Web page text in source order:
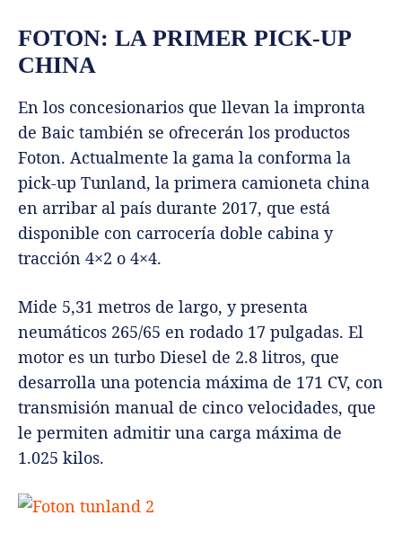
FOTON: LA PRIMER PICK-UP
CHINA
En los concesionarios que llevan la impronta
de Baic también se ofrecerán los productos
Foton. Actualmente la gama la conforma la
pick-up Tunland, la primera camioneta china
en arribar al país durante 2017, que está
disponible con carrocería doble cabina y
tracción 4×2 o 4×4.
Mide 5,31 metros de largo, y presenta
neumáticos 265/65 en rodado 17 pulgadas. El
motor es un turbo Diesel de 2.8 litros, que
desarrolla una potencia máxima de 171 CV, con
transmisión manual de cinco velocidades, que
le permiten admitir una carga máxima de
1.025 kilos.